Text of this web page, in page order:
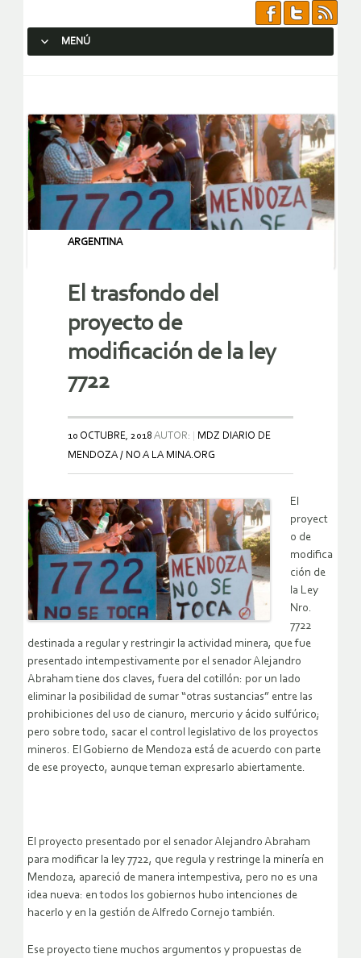
MENÚ
ARGENTINA
El trasfondo del
proyecto de
modificación de la ley
7722
10 OCTUBRE, 2018 AUTOR:
MDZ DIARIO DE
MENDOZA / NO A LA MINA.ORG
El
proyect
o de
modifica
ción de
la Ley
Nro.
7722
destinada a regular y restringir la actividad minera, que fue
presentado intempestivamente por el senador Alejandro
Abraham tiene dos claves, fuera del cotillón: por un lado
eliminar la posibilidad de sumar “otras sustancias” entre las
prohibiciones del uso de cianuro, mercurio y ácido sulfúrico;
pero sobre todo, sacar el control legislativo de los proyectos
mineros. El Gobierno de Mendoza está de acuerdo con parte
de ese proyecto, aunque teman expresarlo abiertamente.
El proyecto presentado por el senador Alejandro Abraham
para modificar la ley 7722, que regula y restringe la minería en
Mendoza, apareció de manera intempestiva, pero no es una
idea nueva: en todos los gobiernos hubo intenciones de
hacerlo y en la gestión de Alfredo Cornejo también.
Ese proyecto tiene muchos argumentos y propuestas de